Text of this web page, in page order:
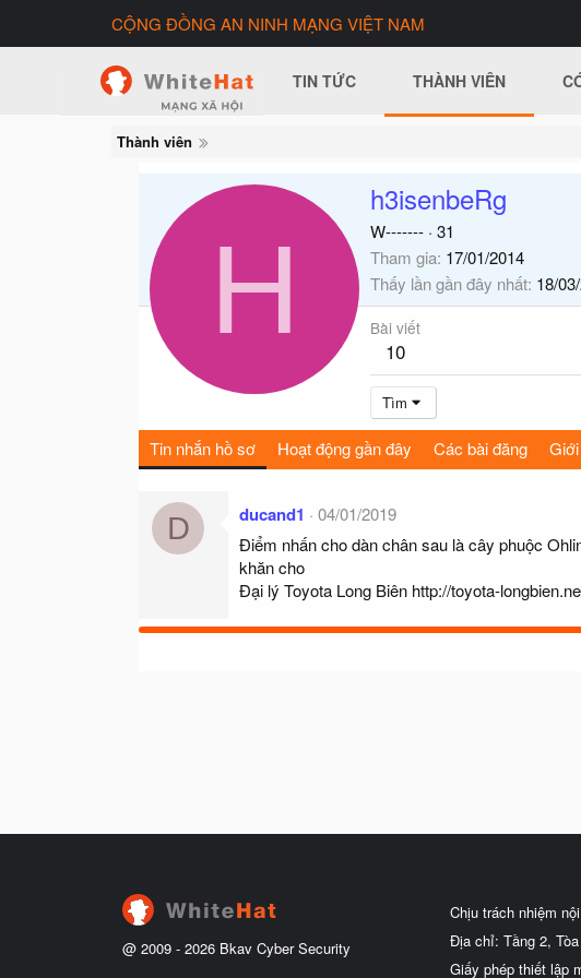
CỘNG ĐỒNG AN NINH MẠNG VIỆT NAM
TIN TỨC THÀNH VIÊN
Thành viên
H
h3isenbeRg
W------- · 31
Tham gia 17/01/2014
Thấy lần gần đây nhất 18/
Bài viết
10
Tìm
Tin nhắn hồ sơ Hoạt động gần đây Các bài đăng
D ducand1
04/01/2019
Điểm nhấn cho dàn chân sau là cây phuộc
khăn cho
Đại lý Toyota Long Biên http://toyota-
@ 2009 - 2026 Bkav Cyber Security
Chịu trách nhiệm
Địa chỉ: Tầng 2,
Giấy phép thiết lập